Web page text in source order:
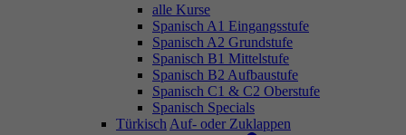
alle Kurse
Spanisch A1 Eingangsstufe
Spanisch A2 Grundstufe
Spanisch B1 Mittelstufe
Spanisch B2 Aufbaustufe
Spanisch C1 & C2 Oberstufe
Spanisch Specials
Türkisch Auf- oder Zuklappen